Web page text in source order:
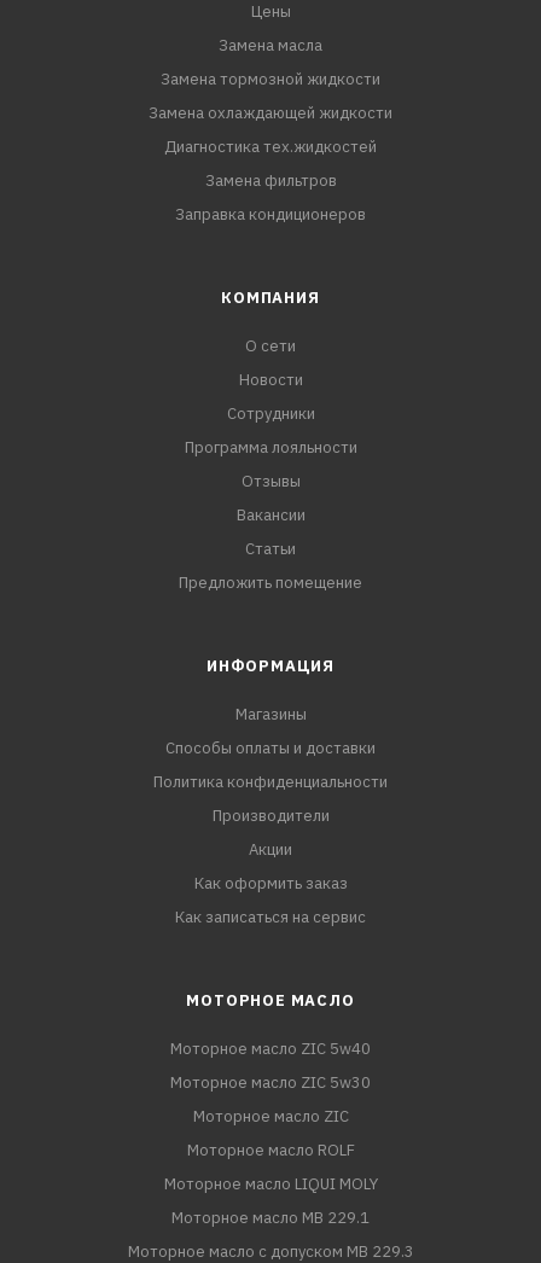
Цены
Замена масла
Замена тормозной жидкости
Замена охлаждающей жидкости
Диагностика тех.жидкостей
Замена фильтров
Заправка кондиционеров
КОМПАНИЯ
О сети
Новости
Сотрудники
Программа лояльности
Отзывы
Вакансии
Статьи
Предложить помещение
ИНФОРМАЦИЯ
Магазины
Способы оплаты и доставки
Политика конфиденциальности
Производители
Акции
Как оформить заказ
Как записаться на сервис
МОТОРНОЕ МАСЛО
Моторное масло ZIC 5w40
Моторное масло ZIC 5w30
Моторное масло ZIC
Моторное масло ROLF
Моторное масло LIQUI MOLY
Моторное масло MB 229.1
Моторное масло с допуском MB 229.3